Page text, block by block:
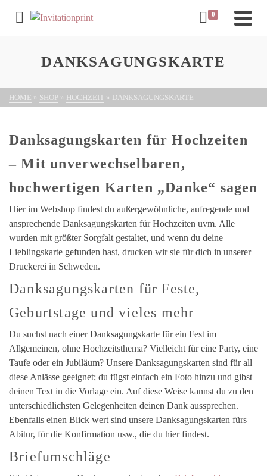
0
DANKSAGUNGSKARTE
HOME » SHOP » HOCHZEIT » DANKSAGUNGSKARTE
Danksagungskarten für Hochzeiten
– Mit unverwechselbaren,
hochwertigen Karten „Danke“ sagen
Hier im Webshop findest du außergewöhnliche, aufregende und
ansprechende Danksagungskarten für Hochzeiten uvm. Alle
wurden mit größter Sorgfalt gestaltet, und wenn du deine
Lieblingskarte gefunden hast, drucken wir sie für dich in unserer
Druckerei in Schweden.
Danksagungskarten für Feste,
Geburtstage und vieles mehr
Du suchst nach einer Danksagungskarte für ein Fest im
Allgemeinen, ohne Hochzeitsthema? Vielleicht für eine Party, eine
Taufe oder ein Jubiläum? Unsere Danksagungskarten sind für all
diese Anlässe geeignet; du fügst einfach ein Foto hinzu und gibst
deinen Text in die Vorlage ein. Auf diese Weise kannst du zu den
unterschiedlichsten Gelegenheiten deinen Dank aussprechen.
Ebenfalls einen Blick wert sind unsere Danksagungskarten fürs
Abitur, für die Konfirmation usw., die du hier findest.
Briefumschläge